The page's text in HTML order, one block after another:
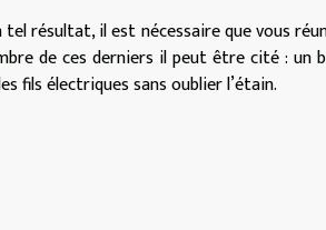
tel résultat, il est nécessaire que vous
de ces derniers il peut être cité : un
fils électriques sans oublier l’étain.